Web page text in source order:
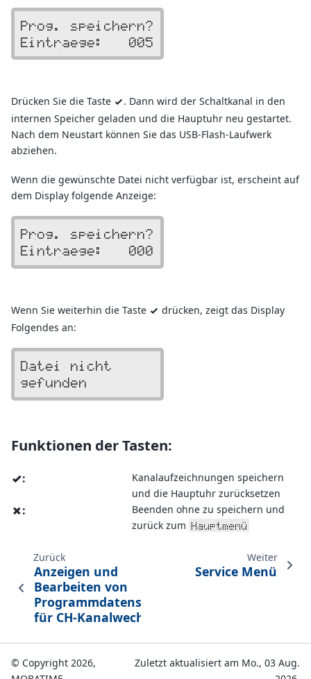
Prog. speichern?
Eintraege:   005
Drücken Sie die Taste v . Dann wird der Schaltkanal in den
internen Speicher geladen und die Hauptuhr neu gestartet.
Nach dem Neustart können Sie das USB-Flash-Laufwerk
abziehen.
Wenn die gewünschte Datei nicht verfügbar ist, erscheint auf
dem Display folgende Anzeige:
Prog. speichern?
Eintraege:   000
Wenn Sie weiterhin die Taste v drücken, zeigt das Display
Folgendes an:
Datei nicht
gefunden
Funktionen der Tasten:
v:
Kanalaufzeichnungen speichern
und die Hauptuhr zurücksetzen
x:
Beenden ohne zu speichern und
zurück zum Hauptmenü
Zurück
Anzeigen und
Bearbeiten von
Programmdatensätzen
für CH-Kanalwechsel
Weiter
Service Menü
© Copyright 2026,
Zuletzt aktualisiert am Mo., 03 Aug.